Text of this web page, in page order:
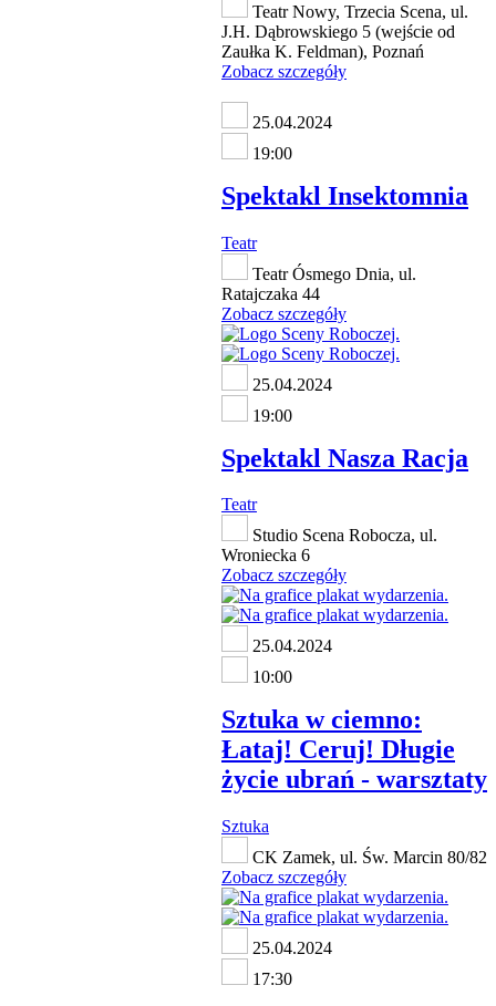
Teatr Nowy, Trzecia Scena, ul.
J.H. Dąbrowskiego 5 (wejście od
Zaułka K. Feldman), Poznań
Zobacz szczegóły
25.04.2024
19:00
Spektakl Insektomnia
Teatr
Teatr Ósmego Dnia, ul.
Ratajczaka 44
Zobacz szczegóły
25.04.2024
19:00
Spektakl Nasza Racja
Teatr
Studio Scena Robocza, ul.
Wroniecka 6
Zobacz szczegóły
25.04.2024
10:00
Sztuka w ciemno:
Łataj! Ceruj! Długie
życie ubrań - warsztaty
Sztuka
CK Zamek, ul. Św. Marcin 80/82
Zobacz szczegóły
25.04.2024
17:30